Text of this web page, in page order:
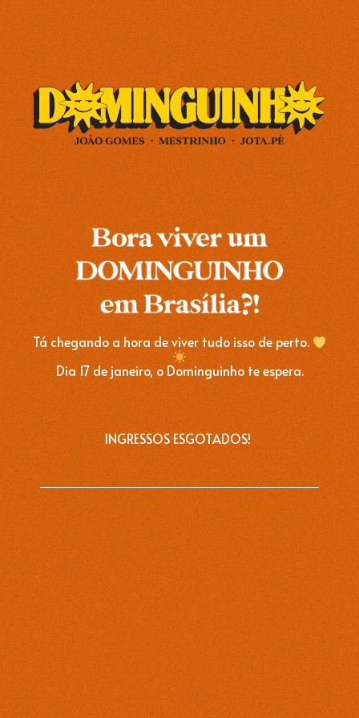
Tá chegando a hora de viver tudo isso de perto.
Dia 17 de janeiro, o Dominguinho te espera.
INGRESSOS ESGOTADOS!